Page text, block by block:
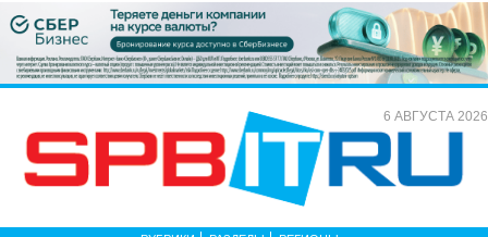
6 АВГУСТА 2026